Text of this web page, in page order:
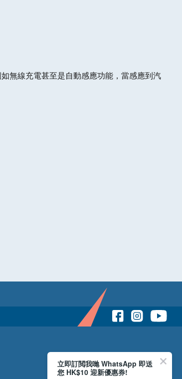
無線充電甚至是自動感應功能，當感應到汽
立即訂閲我哋 WhatsApp 即送
您 HK$10 迎新優惠券!